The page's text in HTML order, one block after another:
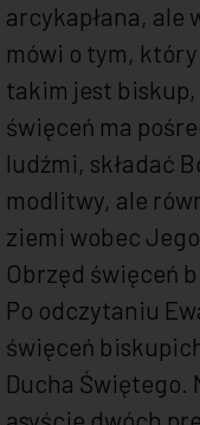
arcykapłana, ale
mówi o tym,
takim jest
święceń ma
ludźmi, składać
modlitwy, ale
ziemi wobec
Obrzęd święceń
Po odczytaniu
święceń
Ducha Świętego.